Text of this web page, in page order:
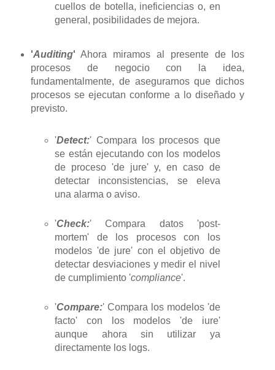
cuellos de botella, ineficiencias o, en
general, posibilidades de mejora.
'Auditing' Ahora miramos al presente de los
procesos de negocio con la idea,
fundamentalmente, de asegurarnos que dichos
procesos se ejecutan conforme a lo diseñado y
previsto.
'Detect:' Compara los procesos que
se están ejecutando con los modelos
de proceso 'de jure' y, en caso de
detectar inconsistencias, se eleva
una alarma o aviso.
'Check:' Compara datos 'post-
mortem' de los procesos con los
modelos 'de jure' con el objetivo de
detectar desviaciones y medir el nivel
de cumplimiento 'compliance'.
'Compare:' Compara los modelos 'de
facto' con los modelos 'de iure'
aunque ahora sin utilizar ya
directamente los logs.